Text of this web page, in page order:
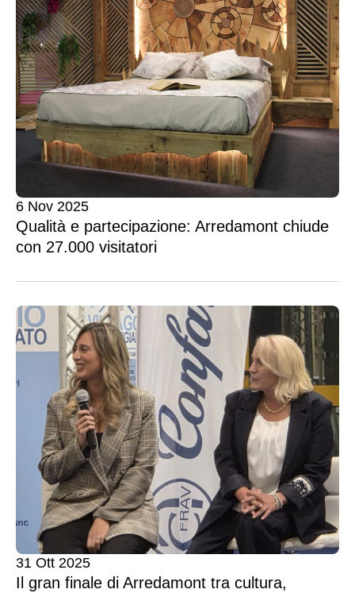
6 Nov 2025
Qualità e partecipazione: Arredamont chiude
con 27.000 visitatori
31 Ott 2025
Il gran finale di Arredamont tra cultura,